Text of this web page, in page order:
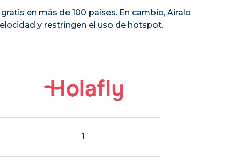
en más de 100 países. En cambio, Airalo
y restringen el uso de hotspot.
1